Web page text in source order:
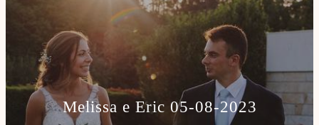
Melissa e Eric 05-08-2023